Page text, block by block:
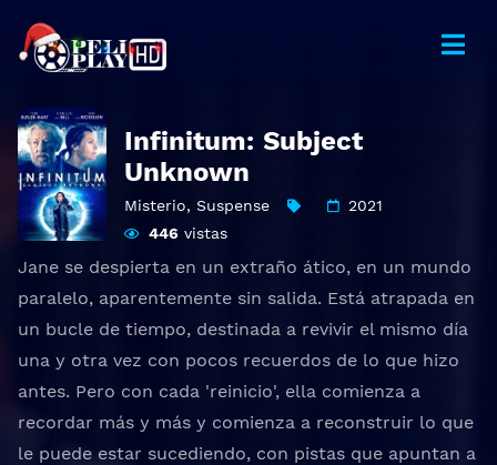
Infinitum: Subject
Unknown
Misterio, Suspense
2021
446 vistas
Jane se despierta en un extraño ático, en un mundo
paralelo, aparentemente sin salida. Está atrapada en
un bucle de tiempo, destinada a revivir el mismo día
una y otra vez con pocos recuerdos de lo que hizo
antes. Pero con cada 'reinicio', ella comienza a
recordar más y más y comienza a reconstruir lo que
le puede estar sucediendo, con pistas que apuntan a